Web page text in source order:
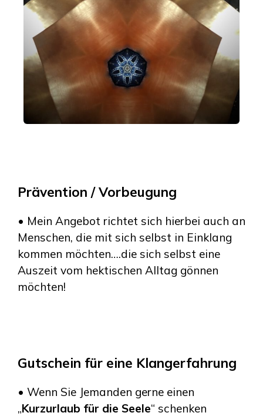
Prävention / Vorbeugung
• Mein Angebot richtet sich hierbei auch an
Menschen, die mit sich selbst in Einklang
kommen möchten….die sich selbst eine
Auszeit vom hektischen Alltag gönnen
möchten!
Gutschein für eine Klangerfahrung
• Wenn Sie Jemanden gerne einen
„Kurzurlaub für die Seele“ schenken